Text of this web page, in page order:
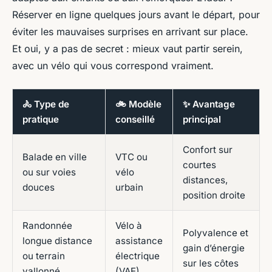
Réserver en ligne quelques jours avant le départ, pour
éviter les mauvaises surprises en arrivant sur place.
Et oui, y a pas de secret : mieux vaut partir serein,
avec un vélo qui vous correspond vraiment.
🚴 Type de
pratique
🚲 Modèle
conseillé
✨ Avantage
principal
Balade en ville
ou sur voies
douces
VTC ou
vélo
urbain
Confort sur
courtes
distances,
position droite
Randonnée
longue distance
ou terrain
Vélo à
assistance
électrique
Polyvalence et
gain d’énergie
sur les côtes